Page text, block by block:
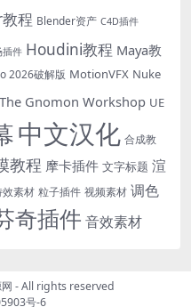
程 Blender资产 C4D插件
插件 Houdini教程 Maya教
2026破解版 MotionVFX Nuke
The Gnomon Workshop UE
中文汉化 合成教
教程 摩卡插件 文字标题 渲
效素材 粒子插件 视频素材 调色
奇插件 音效素材
- All rights reserved
号-6